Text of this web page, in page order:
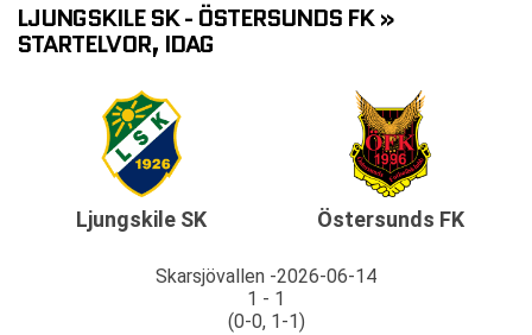
LJUNGSKILE SK - ÖSTERSUNDS FK »
STARTELVOR, IDAG
Ljungskile SK
Skarsjövallen 2026-06-14
1 - 1
(0-0, 1-1)
Östersunds FK